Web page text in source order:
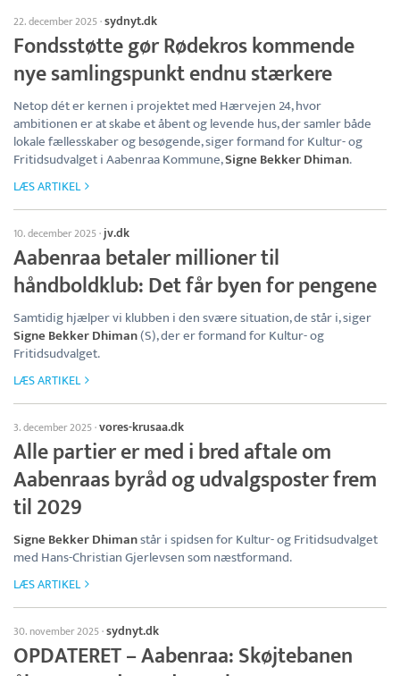
22. december 2025·sydnyt.dk
Fondsstøtte gør Rødekros kommende
nye samlingspunkt endnu stærkere
Netop dét er kernen i projektet med Hærvejen 24, hvor
ambitionen er at skabe et åbent og levende hus, der samler både
lokale fællesskaber og besøgende, siger formand for Kultur- og
Fritidsudvalget i Aabenraa Kommune,Signe Bekker Dhiman.
LÆS ARTIKEL
10. december 2025·jv.dk
Aabenraa betaler millioner til
håndboldklub: Det får byen for pengene
Samtidig hjælper vi klubben i den svære situation, de står i, siger
Signe Bekker Dhiman(S), der er formand for Kultur- og
Fritidsudvalget.
LÆS ARTIKEL
3. december 2025·vores-krusaa.dk
Alle partier er med i bred aftale om
Aabenraas byråd og udvalgsposter frem
til 2029
Signe Bekker Dhimanstår i spidsen for Kultur- og Fritidsudvalget
med Hans-Christian Gjerlevsen som næstformand.
LÆS ARTIKEL
30. november 2025·sydnyt.dk
OPDATERET – Aabenraa: Skøjtebanen